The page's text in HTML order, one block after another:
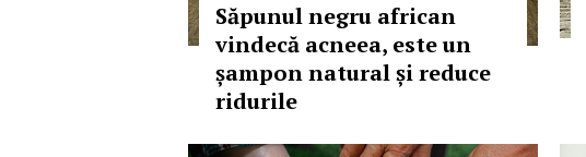
Săpunul negru african
vindecă acneea, este un
șampon natural și reduce
ridurile